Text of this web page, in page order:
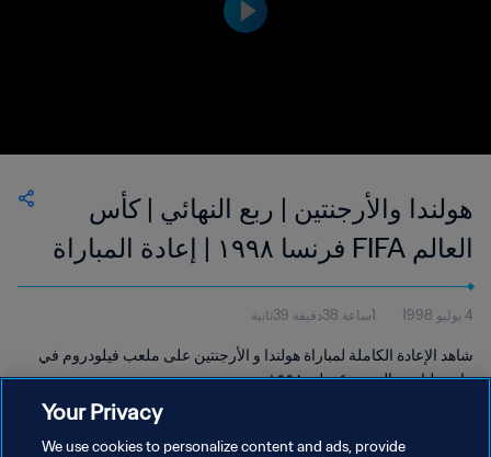
هولندا والأرجنتين | ربع النهائي | كأس
العالم FIFA فرنسا ١٩٩٨ | إعادة المباراة
4 يوليو 1998 1ساعة 38دقيقة 39ثانية
شاهد الإعادة الكاملة لمباراة هولندا و الأرجنتين على ملعب فيلودروم في
مارسيليا يوم السبت ٤ يوليو ١٩٩٨.
Your Privacy
We use cookies to personalize content and ads, provide